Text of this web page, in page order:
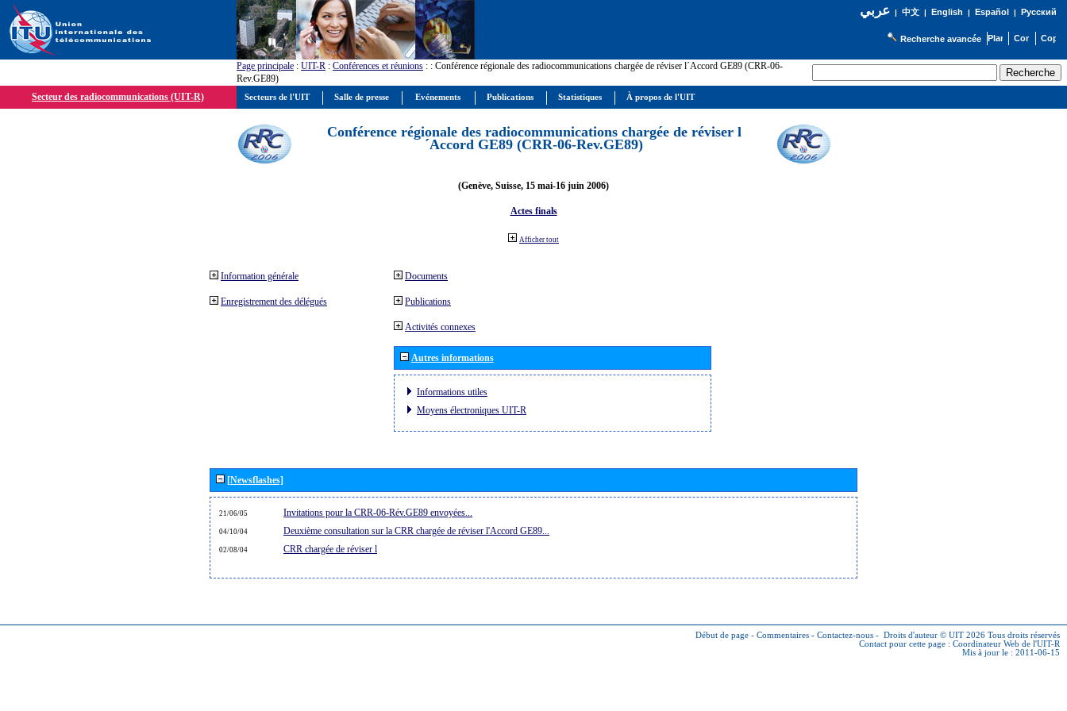
عربي| 中文| English | Español | Русский
Recherche avancée
Page principale : UIT-R : Conférences et réunions : : Conférence régionale des radiocommunications chargée de réviser l´Accord GE89 (CRR-06-
Rev.GE89)
Secteur des radiocommunications (UIT-R)
Conférence régionale des radiocommunications chargée de réviser l
´Accord GE89 (CRR-06-Rev.GE89)
(Genève, Suisse, 15 mai-16 juin 2006)
Actes finals
Afficher tout
Information générale
Enregistrement des délégués
Documents
Publications
Activités connexes
Autres informations
Informations utiles
Moyens électroniques UIT-R
[Newsflashes]
21/06/05 Invitations pour la CRR-06-Rév.GE89 envoyées...
04/10/04 Deuxième consultation sur la CRR chargée de réviser l'Accord GE89...
02/08/04 CRR chargée de réviser l
Début de page - Commentaires - Contactez-nous - Droits d'auteur © UIT 2026 Tous droits réservés
Contact pour cette page : Coordinateur Web de l'UIT-R
Mis à jour le : 2011-06-15
Secteurs de l'UIT Salle de presse Evénements Publications Statistiques À propos de l'UIT